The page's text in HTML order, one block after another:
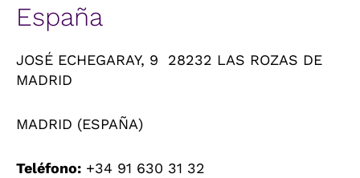
España
JOSÉ ECHEGARAY, 9 28232 LAS ROZAS DE
MADRID
MADRID (ESPAÑA)
Teléfono: +34 91 630 31 32